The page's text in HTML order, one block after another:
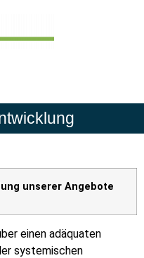
unserer Angebote
einen adäquaten
systemischen